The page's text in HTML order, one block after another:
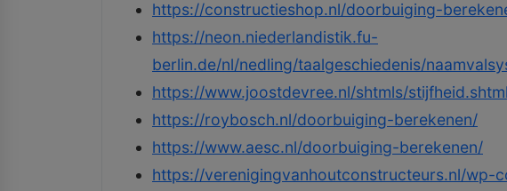
https://constructieshop.nl/doorbuiging-
https://neon.niederlandistik.fu-
berlin.de/nl/nedling/taalgeschiedenis/
https://www.joostdevree.nl/shtmls/stijfheid.shtml
https://roybosch.nl/doorbuiging-berekenen/
https://www.aesc.nl/doorbuiging-berekenen/
https://verenigingvanhoutconstructeurs.nl/wp-